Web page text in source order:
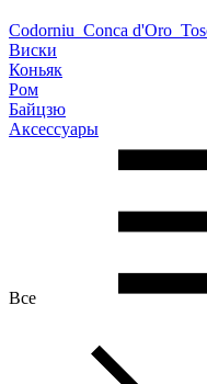
Codorniu Conca d'Oro
Виски
Коньяк
Ром
Байцзю
Аксессуары
Все